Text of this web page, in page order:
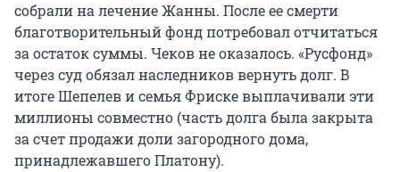
собрали на лечение Жанны. После ее смерти
благотворительный фонд потребовал отчитаться
за остаток суммы. Чеков не оказалось. «Русфонд»
через суд обязал наследников вернуть долг. В
итоге Шепелев и семья Фриске выплачивали эти
миллионы совместно (часть долга была закрыта
за счет продажи доли загородного дома,
принадлежавшего Платону).